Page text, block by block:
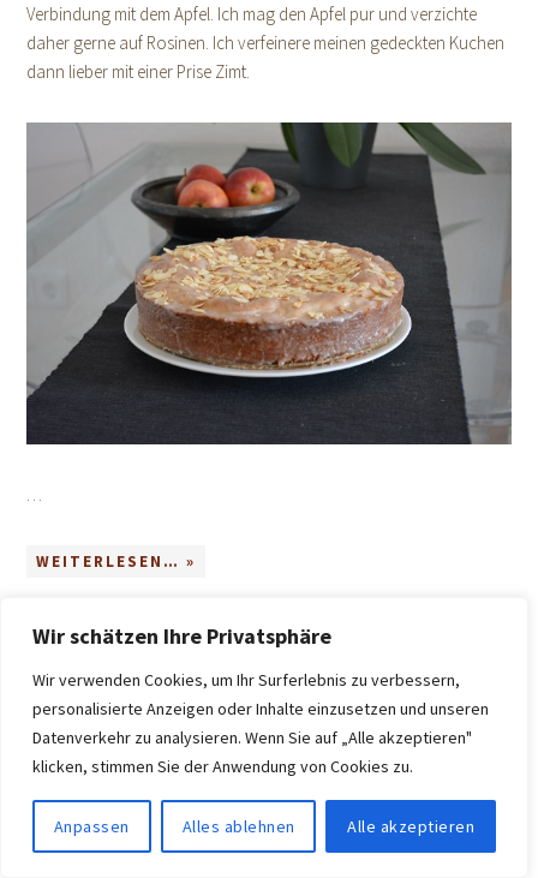
Wir schätzen Ihre Privatsphäre
Wir verwenden Cookies, um Ihr Surferlebnis zu verbessern,
personalisierte Anzeigen oder Inhalte einzusetzen und unseren
Datenverkehr zu analysieren. Wenn Sie auf „Alle akzeptieren"
klicken, stimmen Sie der Anwendung von Cookies zu.
Anpassen Alles ablehnen Alle akzeptieren
Verbindung mit dem Apfel. Ich mag den Apfel pur und verzichte
daher gerne auf Rosinen. Ich verfeinere meinen gedeckten Kuchen
dann lieber mit einer Prise Zimt.
…
WEITERLESEN… »
SELBSTGEMACHTE SCHOKOKÜSSE
MIT KIRSCHGESCHMACK
Heute habe ich eine ganz besondere süße Leckerei für Dich:
heutzutage ist das politisch nicht mehr korrekt und höchst